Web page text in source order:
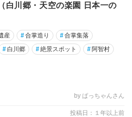
白川郷・天空の楽園 日本一の
産 #合掌造り #合掌集落
# 白川郷 #絶景スポット #阿智村
by ぱっちゃんさん
投稿日：１年以上前